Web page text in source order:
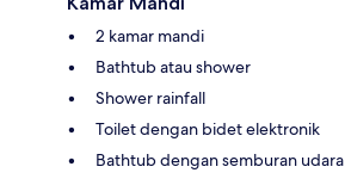
2 kamar mandi
Bathtub atau shower
Shower rainfall
Toilet dengan bidet elektronik
Bathtub dengan semburan udara